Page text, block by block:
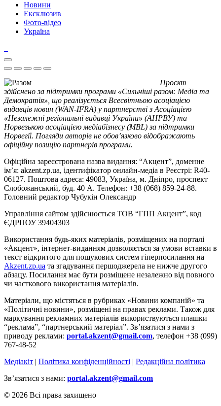
Новини
Ексклюзив
Фото-відео
Україна
Проєкт
здійснено за підтримки програми «Сильніші разом: Медіа та
Демократія», що реалізується Всесвітньою асоціацією
видавців новин (WAN-IFRA) у партнерстві з Асоціацією
«Незалежні регіональні видавці України» (АНРВУ) та
Норвезькою асоціацією медіабізнесу (MBL) за підтримки
Норвегії. Погляди авторів не обов’язково відображають
офіційну позицію партнерів програми.
Офіційна зареєстрована назва видання: “Акцент”, доменне
ім’я: akzent.zp.ua, ідентифікатор онлайн-медіа в Реєстрі: R40-
06127. Поштова адреса: 49083, Україна, м. Дніпро, проспект
Слобожанський, буд. 40 А. Телефон: +38 (068) 859-24-88.
Головний редактор Чубукін Олександр
Управління сайтом здійснюється ТОВ “ГПП Акцент”, код
ЄДРПОУ 39404303
Використання будь-яких матеріалів, розміщених на порталі
«Акцент», інтернет-виданням дозволяється за умови вставки в
текст відкритого для пошукових систем гіперпосилання на
Akzent.zp.ua та згадування першоджерела не нижче другого
абзацу. Посилання має бути розміщене незалежно від повного
чи часткового використання матеріалів.
Матеріали, що містяться в рубриках «Новини компаній» та
«Політичні новини», розміщені на правах реклами. Також для
маркування рекламних матеріалів використвуються плашки
“реклама”, “партнерський матеріал”. Зв’язатися з нами з
приводу реклами: portal.akzent@gmail.com, телефон +38 (099)
767-48-52
Медіакіт | Політика конфіденційності | Редакційна політика
Зв’язатися з нами: portal.akzent@gmail.com
© 2026 Всі права захищено